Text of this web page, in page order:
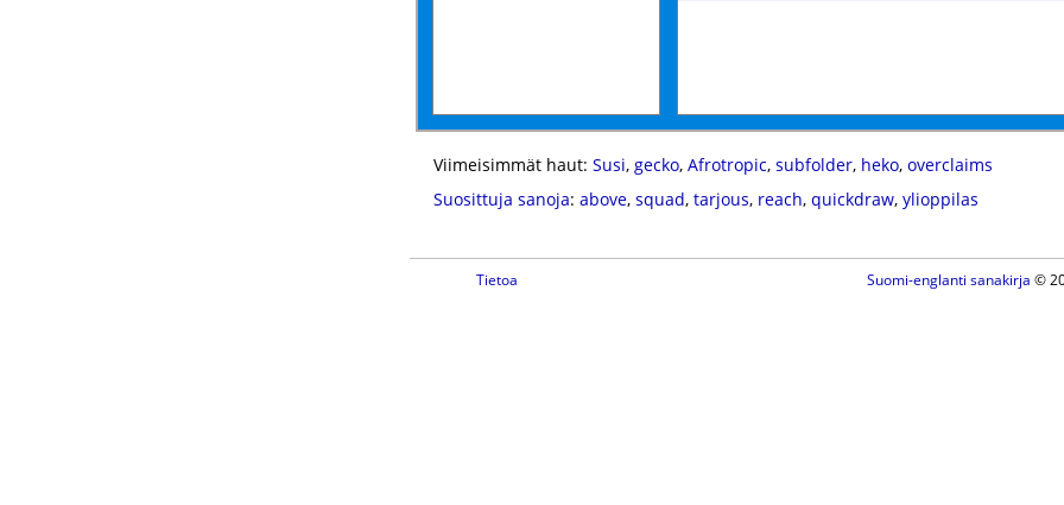
Viimeisimmät haut: Susi, gecko, Afrotropic, subfolder, heko, overclaims
Suosittuja sanoja: above, squad, tarjous, reach, quickdraw, ylioppilas
Tietoa Suomi-englanti sanakirja ©